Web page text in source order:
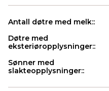
Antall døtre med melk::
Døtre med
eksteriøropplysninger::
Sønner med
slakteopplysninger::